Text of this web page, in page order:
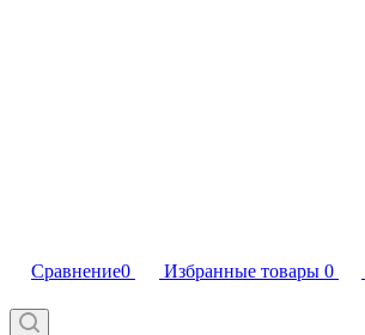
Сравнение0 Избранные товары 0